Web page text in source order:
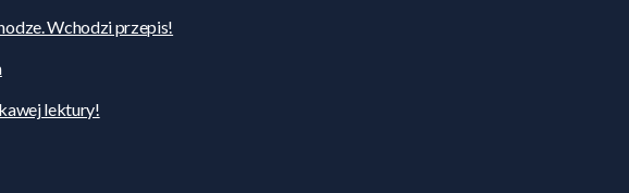
Wchodzi przepis!
lektury!